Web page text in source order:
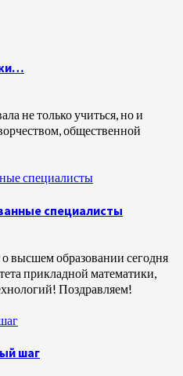
не только учиться, но и
общественной
специалисты
специалисты
высшем образовании сегодня
прикладной математики,
Поздравляем!
шаг